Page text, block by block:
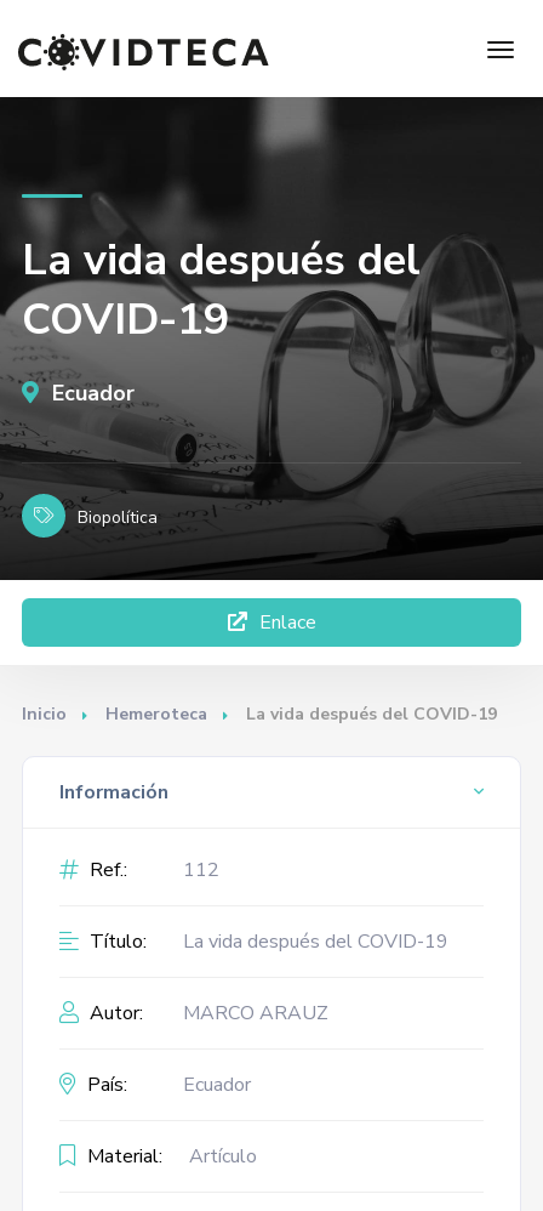
La vida después del
COVID-19
Ecuador
Biopolítica
Enlace
Inicio Hemeroteca La vida después del COVID-19
Información
Ref.: 112
Título: La vida después del COVID-19
Autor: MARCO ARAUZ
País: Ecuador
Material: Artículo